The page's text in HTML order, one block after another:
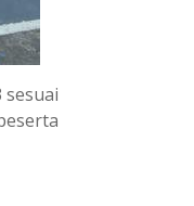
sesuai